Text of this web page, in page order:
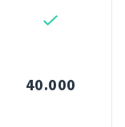
40.000